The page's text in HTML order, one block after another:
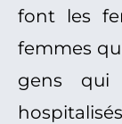
font les
femmes
gens qui